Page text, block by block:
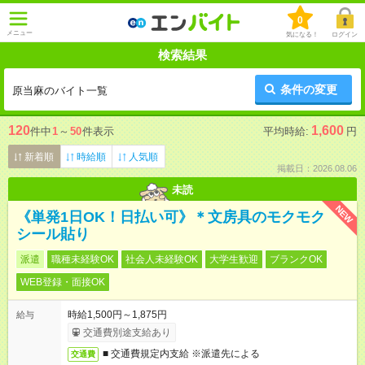
メニュー
0
気になる！ ログイン
検索結果
原当麻のバイト一覧 条件の変更
120件中1 ～ 50件表示 平均時給: 1,600 円
新着順 時給順 人気順
掲載日：2026.08.06
未読
NEW
《単発1日OK！日払い可》＊文房具のモクモク
シール貼り
派遣 職種未経験OK 社会人未経験OK 大学生歓迎
ブランクOK
WEB登録・面接OK
給与
時給1,500円～1,875円
交通費別途支給あり
交通費 ■ 交通費規定内支給 ※派遣先による